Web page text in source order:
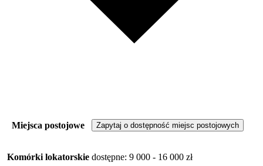
Miejsca postojowe Zapytaj o dostępność miejsc postojowych
Komórki lokatorskie dostępne: 9 000 - 16 000 zł